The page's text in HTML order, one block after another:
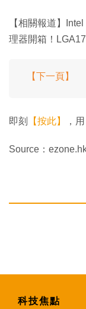
【相關報道】
理器開箱！
【下一頁】
即刻 【按此】 ，
Source：
科技焦點